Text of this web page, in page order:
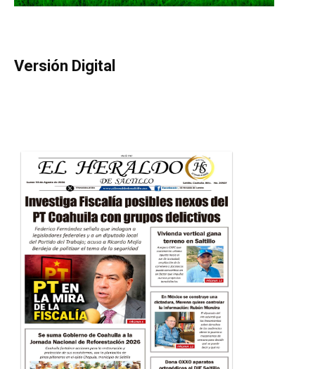
Versión Digital